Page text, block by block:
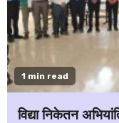
1 min read
विद्या निकेतन